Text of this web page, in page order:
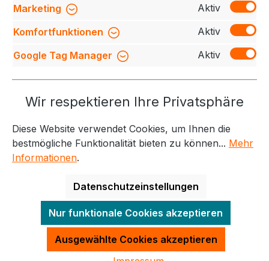
Bewertungen
Service-Hotline
Weitere Themen
Informationen Kontakt
Alle Preise exkl. gesetzl. Mehrwertsteuer zzgl.
Versandkostenund ggf. Nachnahmegebühren, wenn
nicht anders angegeben.
Marketing
Aktiv
Komfortfunktionen
Aktiv
Google Tag Manager
Aktiv
Wir respektieren Ihre Privatsphäre
Diese Website verwendet Cookies, um Ihnen die
bestmögliche Funktionalität bieten zu können... Mehr
Informationen.
Datenschutzeinstellungen
Nur funktionale Cookies akzeptieren
Ausgewählte Cookies akzeptieren